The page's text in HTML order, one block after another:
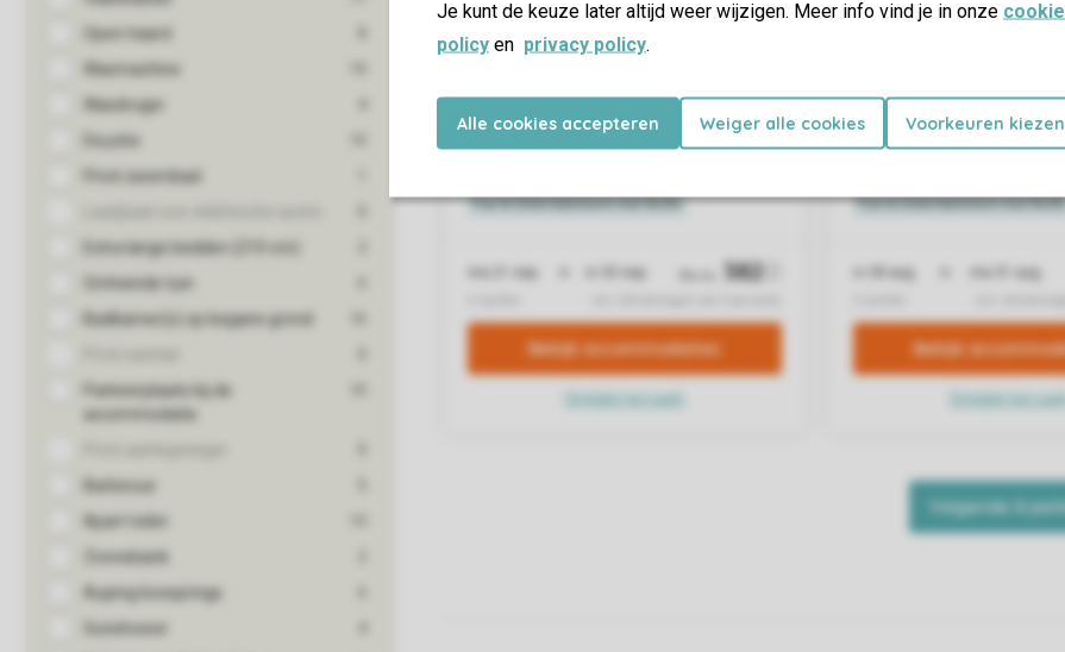
Je kunt de keuze later altijd weer wijzigen. Meer info vind je in onze cookie
policy en privacy policy.
Alle cookies accepteren Weiger alle cookies Voorkeuren kiezen